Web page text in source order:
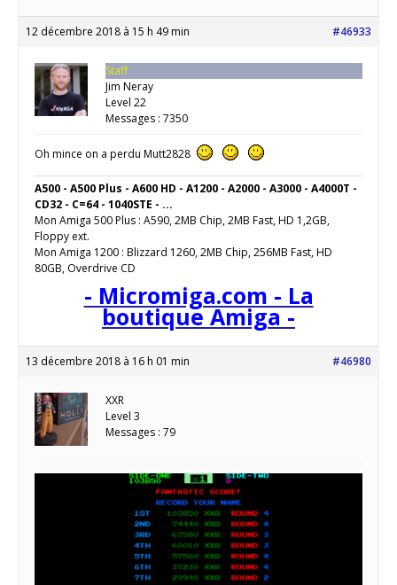
12 décembre 2018 à 15 h 49 min #46933
Staff
Jim Neray
Level 22
Messages : 7350
Oh mince on a perdu Mutt2828
A500 - A500 Plus - A600 HD - A1200 - A2000 - A3000 - A4000T -
CD32 - C=64 - 1040STE - ...
Mon Amiga 500 Plus : A590, 2MB Chip, 2MB Fast, HD 1,2GB,
Floppy ext.
Mon Amiga 1200 : Blizzard 1260, 2MB Chip, 256MB Fast, HD
80GB, Overdrive CD
- Micromiga.com - La
boutique Amiga -
13 décembre 2018 à 16 h 01 min #46980
XXR
Level 3
Messages : 79